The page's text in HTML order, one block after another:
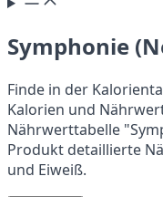
Symphonie
Finde in der
Kalorien und
Nährwerttabelle
Produkt detaillierte
und Eiweiß.